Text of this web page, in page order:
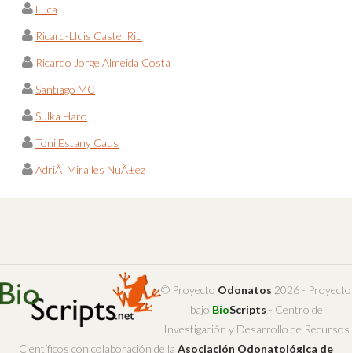
Luca
Ricard-Lluis Castel Riu
Ricardo Jorge Almeida Costa
Santiago MC
Sulka Haro
Toni Estany Caus
AdriÃ Miralles NuÃ±ez
© Proyecto Odonatos 2026 - Proyecto
bajo BioScripts - Centro de
Investigación y Desarrollo de Recursos
Científicos con colaboración de la Asociación Odonatológica de